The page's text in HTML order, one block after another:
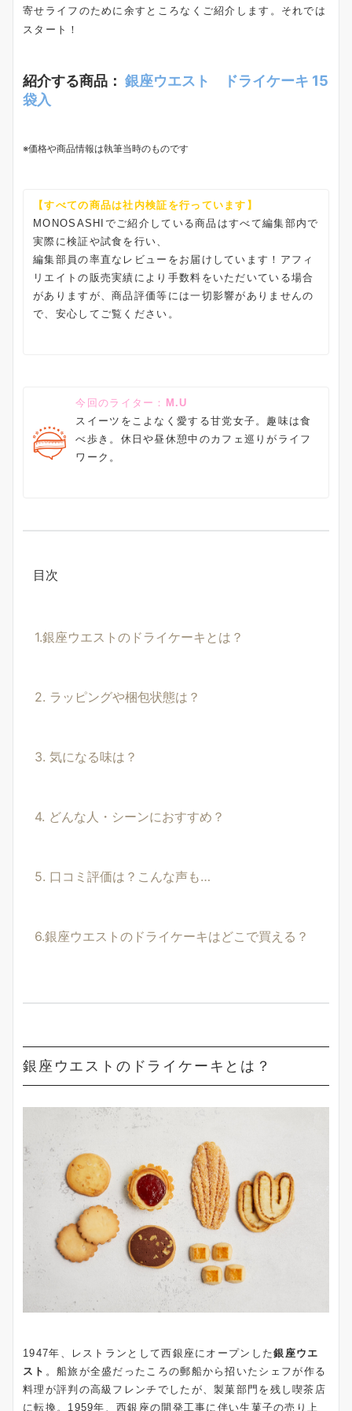
寄せライフのために余すところなくご紹介します。それでは
スタート！
紹介する商品： 銀座ウエスト ドライケーキ 15
袋入
※価格や商品情報は執筆当時のものです
【すべての商品は社内検証を行っています】
MONOSASHIでご紹介している商品はすべて編集部内で
実際に検証や試食を行い、
編集部員の率直なレビューをお届けしています！アフィ
リエイトの販売実績により手数料をいただいている場合
がありますが、商品評価等には一切影響がありませんの
で、安心してご覧ください。
今回のライター：
M.U
スイーツをこよなく愛する甘党女子。趣味は食
べ歩き。休日や昼休憩中のカフェ巡りがライフ
ワーク。
目次
1.銀座ウエストのドライケーキとは？
2. ラッピングや梱包状態は？
3. 気になる味は？
4. どんな人・シーンにおすすめ？
5. 口コミ評価は？こんな声も…
6.銀座ウエストのドライケーキはどこで買える？
銀座ウエストのドライケーキとは？
1947年、レストランとして西銀座にオープンした銀座ウエ
スト 。船旅が全盛だったころの郵船から招いたシェフが作る
料理が評判の高級フレンチでしたが、製菓部門を残し喫茶店
に転換。1959年、西銀座の開発工事に伴い生菓子の売り上